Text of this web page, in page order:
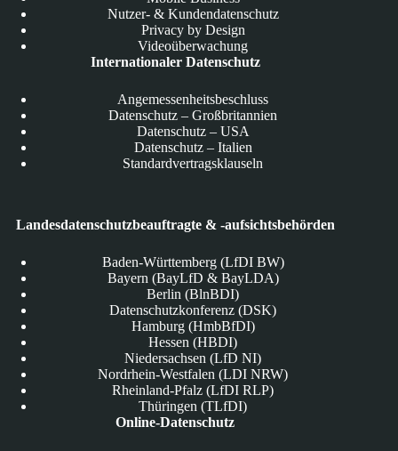
Nutzer- & Kundendatenschutz
Privacy by Design
Videoüberwachung
Internationaler Datenschutz
Angemessenheitsbeschluss
Datenschutz – Großbritannien
Datenschutz – USA
Datenschutz – Italien
Standardvertragsklauseln
Landesdatenschutzbeauftragte & -aufsichtsbehörden
Baden-Württemberg (LfDI BW)
Bayern (BayLfD & BayLDA)
Berlin (BlnBDI)
Datenschutzkonferenz (DSK)
Hamburg (HmbBfDI)
Hessen (HBDI)
Niedersachsen (LfD NI)
Nordrhein-Westfalen (LDI NRW)
Rheinland-Pfalz (LfDI RLP)
Thüringen (TLfDI)
Online-Datenschutz